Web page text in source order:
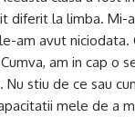
diferit la limba. Mi-
am avut niciodata.
am in cap o
stiu de ce sau
mele de a